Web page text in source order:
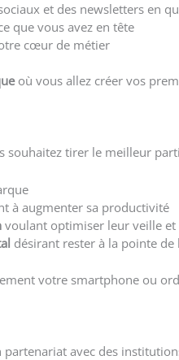
et des newsletters en
que vous avez en tête
cœur de métier
où vous allez créer vos
tirer le meilleur
à augmenter sa productivité
voulant optimiser leur veille
désirant rester à la pointe de
votre smartphone ou
partenariat avec des